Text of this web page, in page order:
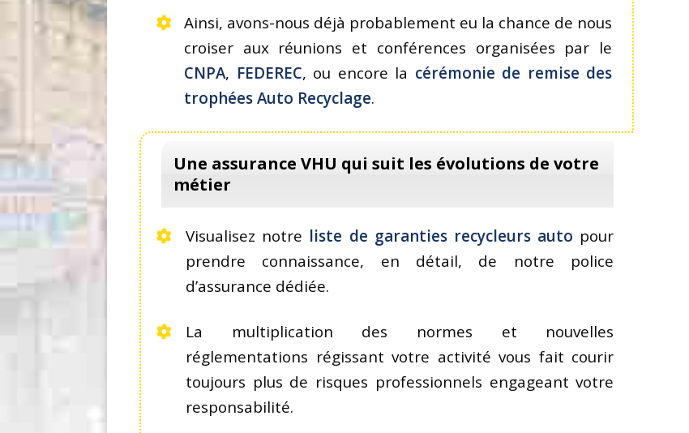
Ainsi, avons-nous déjà probablement eu la chance de nous
croiser aux réunions et conférences organisées par le
CNPA, FEDEREC, ou encore la cérémonie de remise des
trophées Auto Recyclage.
Une assurance VHU qui suit les évolutions de votre
métier
Visualisez notre liste de garanties recycleurs auto pour
prendre connaissance, en détail, de notre police
d’assurance dédiée.
La multiplication des normes et nouvelles
réglementations régissant votre activité vous fait courir
toujours plus de risques professionnels engageant votre
responsabilité.